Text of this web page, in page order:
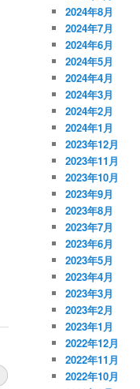
2024年8月
2024年7月
2024年6月
2024年5月
2024年4月
2024年3月
2024年2月
2024年1月
2023年12月
2023年11月
2023年10月
2023年9月
2023年8月
2023年7月
2023年6月
2023年5月
2023年4月
2023年3月
2023年2月
2023年1月
2022年12月
2022年11月
2022年10月